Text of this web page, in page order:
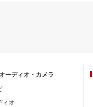
ーディオ・カメラ
ィオ